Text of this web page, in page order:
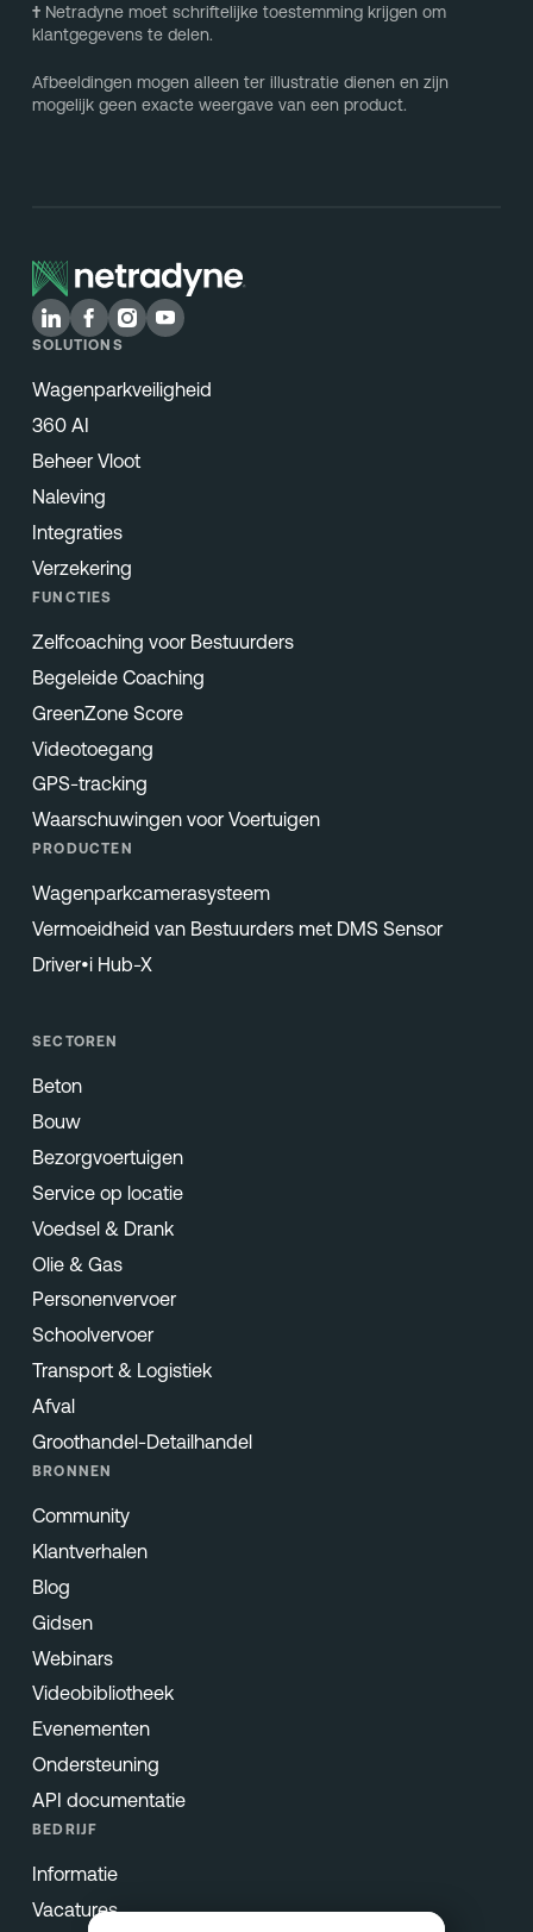
†Netradyne moet schriftelijke toestemming krijgen om
klantgegevens te delen.
Afbeeldingen mogen alleen ter illustratie dienen en zijn
mogelijk geen exacte weergave van een product.
SOLUTIONS
Wagenparkveiligheid
360 AI
Beheer Vloot
Naleving
Integraties
Verzekering
FUNCTIES
Zelfcoaching voor Bestuurders
Begeleide Coaching
GreenZone Score
Videotoegang
GPS-tracking
Waarschuwingen voor Voertuigen
PRODUCTEN
Wagenparkcamerasysteem
Vermoeidheid van Bestuurders met DMS Sensor
Driver•i Hub-X
SECTOREN
Beton
Bouw
Bezorgvoertuigen
Service op locatie
Voedsel & Drank
Olie & Gas
Personenvervoer
Schoolvervoer
Transport & Logistiek
Afval
Groothandel-Detailhandel
BRONNEN
Community
Klantverhalen
Blog
Gidsen
Webinars
Videobibliotheek
Evenementen
Ondersteuning
API documentatie
BEDRIJF
Informatie
Vacatures